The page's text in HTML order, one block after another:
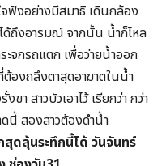
ฟังอย่างมีสมาธิ เดินกล้อง
ด้ถึงอารมณ์ จากนั้น น้ำก็ไหล
ะจกรถแตก เพื่อว่ายน้ำออก
องถลึงตาสุดอาฆาตในน้ำ
า สาวบัวเอาไว้ เรียกว่า กว่า
นี้ สองสาวต้องดำน้ำ
ดลุ้นระทึกนี้ได้ วันจันทร์